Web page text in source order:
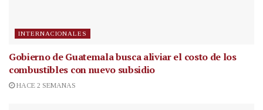
INTERNACIONALES
Gobierno de Guatemala busca aliviar el costo de los
combustibles con nuevo subsidio
HACE 2 SEMANAS